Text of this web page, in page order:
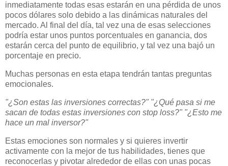
inmediatamente todas esas estarán en una pérdida de unos
pocos dólares solo debido a las dinámicas naturales del
mercado. Al final del día, tal vez una de esas selecciones
podría estar unos puntos porcentuales en ganancia, dos
estarán cerca del punto de equilibrio, y tal vez una bajó un
porcentaje en precio.
Muchas personas en esta etapa tendrán tantas preguntas
emocionales.
"¿Son estas las inversiones correctas?" "¿Qué pasa si me
sacan de todas estas inversiones con stop loss?" "¿Esto me
hace un mal inversor?"
Estas emociones son normales y si quieres invertir
activamente con la mejor de tus habilidades, tienes que
reconocerlas y pivotar alrededor de ellas con unas pocas